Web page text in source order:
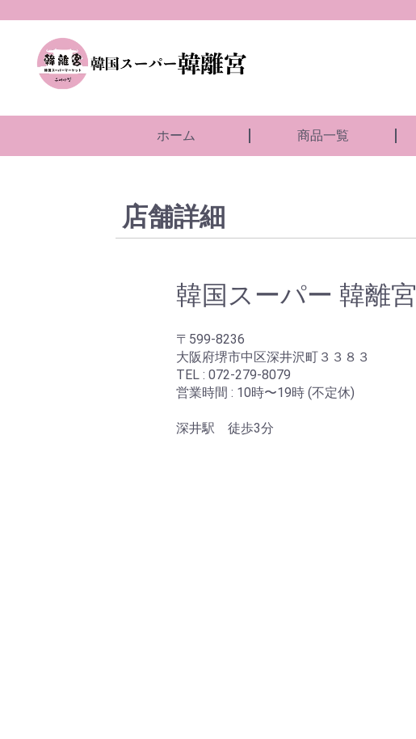
ホーム 商品一覧
店舗詳細
韓国スーパー 韓離宮
〒599-8236
大阪府堺市中区深井沢町３３８３
TEL : 072-279-8079
営業時間 : 10時〜19時 (不定休)
深井駅 徒歩3分